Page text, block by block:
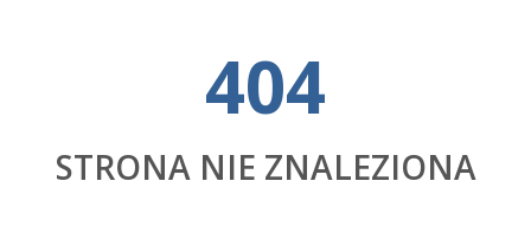
404
STRONA NIE ZNALEZIONA